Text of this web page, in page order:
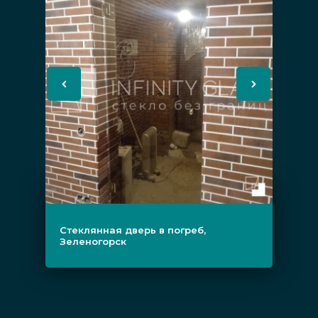
стёклами могут применяться в разных
местах (как будет описано ниже),
поэтому некоторые свойства могут
различаться. Например, офисное
полотно будет строгой по стилю,
уличная входная — армированной, и
т.д.
Виды изделий
Стеклянная дверь в погреб,
Зеленогорск